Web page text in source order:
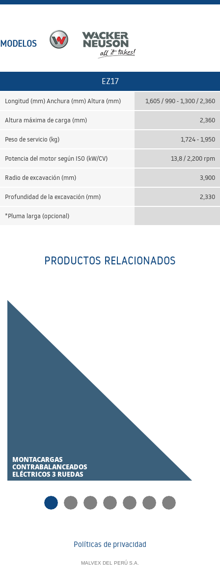
MODELOS
EZ17
Longitud (mm) Anchura (mm) Altura (mm) 1,605 / 990 - 1,300 / 2,360
Altura máxima de carga (mm) 2,360
Peso de servicio (kg) 1,724 - 1,950
Potencia del motor según ISO (kW/CV) 13,8 / 2,200 rpm
Radio de excavación (mm) 3,900
Profundidad de la excavación (mm) 2,330
*Pluma larga (opcional)
PRODUCTOS RELACIONADOS
MONTACARGAS
CONTRABALANCEADOS
ELÉCTRICOS 3 RUEDAS
Políticas de privacidad
MALVEX DEL PERÚ S.A.